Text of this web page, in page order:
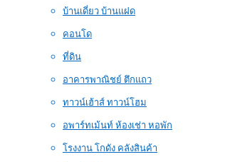
บ้านเดี่ยว บ้านแฝด
คอนโด
ที่ดิน
อาคารพาณิชย์ ตึกแถว
ทาวน์เฮ้าส์ ทาวน์โฮม
อพาร์ทเม้นท์ ห้องเช่า หอพัก
โรงงาน โกดัง คลังสินค้า